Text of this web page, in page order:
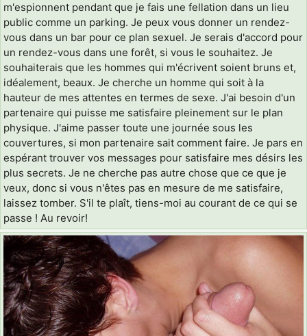
m'espionnent pendant que je fais une fellation dans un lieu
public comme un parking. Je peux vous donner un rendez-
vous dans un bar pour ce plan sexuel. Je serais d'accord pour
un rendez-vous dans une forêt, si vous le souhaitez. Je
souhaiterais que les hommes qui m'écrivent soient bruns et,
idéalement, beaux. Je cherche un homme qui soit à la
hauteur de mes attentes en termes de sexe. J'ai besoin d'un
partenaire qui puisse me satisfaire pleinement sur le plan
physique. J'aime passer toute une journée sous les
couvertures, si mon partenaire sait comment faire. Je pars en
espérant trouver vos messages pour satisfaire mes désirs les
plus secrets. Je ne cherche pas autre chose que ce que je
veux, donc si vous n'êtes pas en mesure de me satisfaire,
laissez tomber. S'il te plaît, tiens-moi au courant de ce qui se
passe ! Au revoir!